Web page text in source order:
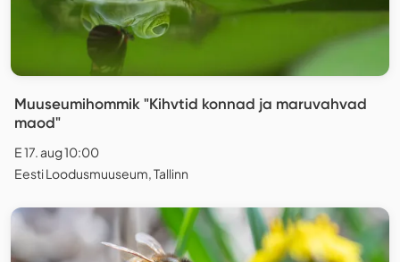
Muuseumihommik "Kihvtid konnad ja maruvahvad
maod"
E 17. aug 10:00
Eesti Loodusmuuseum, Tallinn